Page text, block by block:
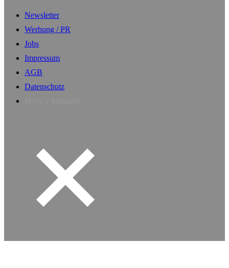
Newsletter
Werbung / PR
Jobs
Impressum
AGB
Datenschutz